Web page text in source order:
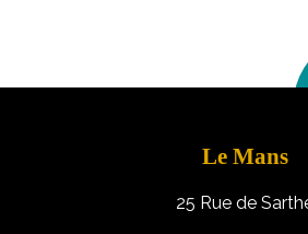
Le Mans
25 Rue de